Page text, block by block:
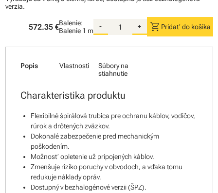
verzia.
572.35 €Balenie:
Balenie 1 m
- + shopping_cart Pridať do košíka
Popis Vlastnosti
Súbory na
stiahnutie
Charakteristika produktu
Flexibilné špirálová trubica pre ochranu káblov, vodičov,
rúrok a drôtených zväzkov.
Dokonalé zabezpečenie pred mechanickým
poškodením.
Možnosť opletenie už pripojených káblov.
Zmenšuje riziko poruchy v obvodoch, a vďaka tomu
redukuje náklady opráv.
Dostupný v bezhalogénové verzii (ŠPZ).